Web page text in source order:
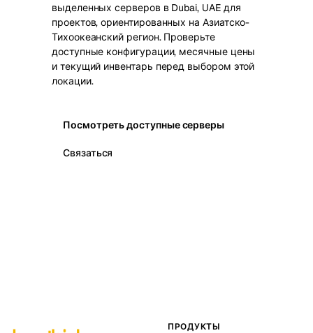
выделенных серверов в Dubai, UAE для
проектов, ориентированных на Азиатско-
Тихоокеанский регион. Проверьте
доступные конфигурации, месячные цены
и текущий инвентарь перед выбором этой
локации.
Посмотреть доступные серверы
Связаться
ПРОДУКТЫ